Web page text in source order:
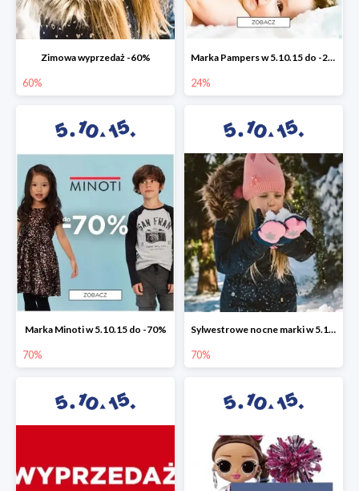
Zimowa wyprzedaż -60%
60%
Marka Pampers w 5.10.15 do -24%
24%
Marka Minoti w 5.10.15 do -70%
70%
Sylwestrowe nocne marki w 5.10.15 do -70%
70%